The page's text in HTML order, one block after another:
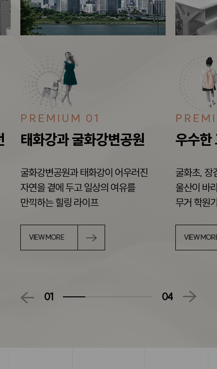
PREMIUM 01
태화강과 굴화강변공원
굴화강변공원과 태화강이 어우러진
자연을 곁에 두고 일상의 여유를
만끽하는 힐링 라이프
VIEW MORE
우수한
굴화초, 장
울산이 바
무거 학원
VIEW
01 04